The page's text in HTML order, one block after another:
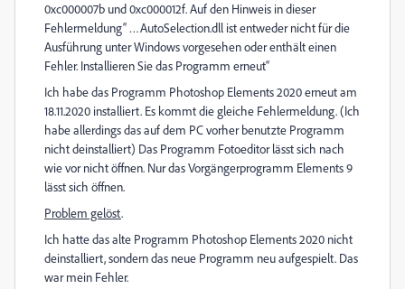
0xc000007b und 0xc000012f. Auf den Hinweis in dieser
Fehlermeldung“ …AutoSelection.dll ist entweder nicht für die
Ausführung unter Windows vorgesehen oder enthält einen
Fehler. Installieren Sie das Programm erneut“
Ich habe das Programm Photoshop Elements 2020 erneut am
18.11.2020 installiert. Es kommt die gleiche Fehlermeldung. (Ich
habe allerdings das auf dem PC vorher benutzte Programm
nicht deinstalliert) Das Programm Fotoeditor lässt sich nach
wie vor nicht öffnen. Nur das Vorgängerprogramm Elements 9
lässt sich öffnen.
Problem gelöst.
Ich hatte das alte Programm Photoshop Elements 2020 nicht
deinstalliert, sondern das neue Programm neu aufgespielt. Das
war mein Fehler.